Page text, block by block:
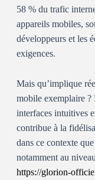
58 % du trafic
appareils mobiles,
développeurs et les
exigences.
Mais qu’implique
mobile exemplaire ?
interfaces intuitives
contribue à la
dans ce contexte
notamment au
https://glorion-